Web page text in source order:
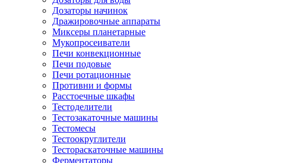
Дозаторы начинок
Дражировочные аппараты
Миксеры планетарные
Мукопросеиватели
Печи конвекционные
Печи подовые
Печи ротационные
Противни и формы
Расстоечные шкафы
Тестоделители
Тестозакаточные машины
Тестомесы
Тестоокруглители
Тестораскаточные машины
Ферментаторы